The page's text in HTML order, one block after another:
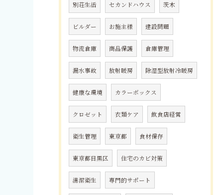
別荘生活 セカンドハウス 茨木
ビルダー お施主様 建設問題
物流倉庫 商品保護 倉庫管理
漏水事故 放射暖房 除湿型放射冷暖房
健康な環境 カラーボックス
クロゼット 衣類ケア 飲食店経営
衛生管理 東京都 食材保存
東京都目黒区 住宅のカビ対策
清潔衛生 専門的サポート